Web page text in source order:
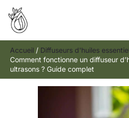
Aller
contenu
Accueil
Diffuseurs d'huiles
Comment fonctionne un diffuseur
ultrasons ? Guide complet
R
e
h
e